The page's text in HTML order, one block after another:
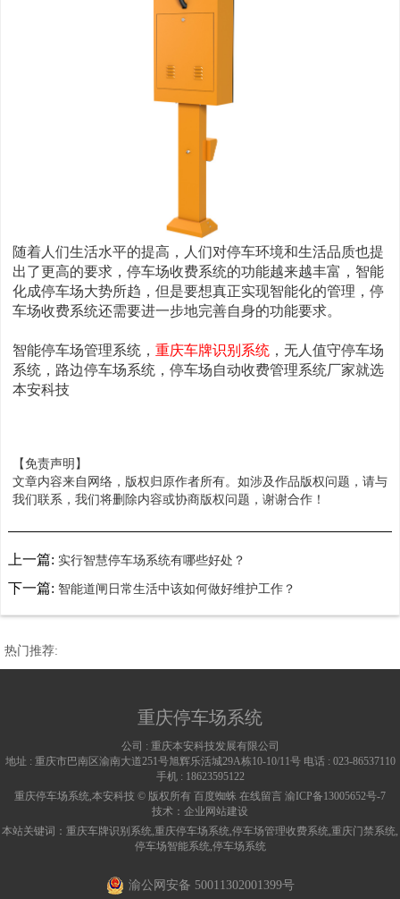
随着人们生活水平的提高，人们对停车环境和生活品质也提
出了更高的要求，停车场收费系统的功能越来越丰富，智能
化成停车场大势所趋，但是要想真正实现智能化的管理，停
车场收费系统还需要进一步地完善自身的功能要求。
智能停车场管理系统， 重庆车牌识别系统 ，无人值守停车场
系统，路边停车场系统，停车场自动收费管理系统厂家就选
本安科技
【免责声明】
文章内容来自网络，版权归原作者所有。如涉及作品版权问题，请与
我们联系，我们将删除内容或协商版权问题，谢谢合作！
上一篇: 实行智慧停车场系统有哪些好处？
下一篇: 智能道闸日常生活中该如何做好维护工作？
热门推荐:
重庆停车场系统
公司 : 重庆本安科技发展有限公司
地址 : 重庆市巴南区渝南大道251号旭辉乐活城29A栋10-10/11号 电话 : 023-86537110
手机 : 18623595122
重庆停车场系统,本安科技 © 版权所有 百度蜘蛛 在线留言 渝ICP备13005652号-7
技术： 企业网站建设
本站关键词： 重庆车牌识别系统,重庆停车场系统,停车场管理收费系统,重庆门禁系统,
停车场智能系统,停车场系统
渝公网安备 50011302001399号